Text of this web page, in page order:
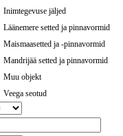
Inimtegevuse jäljed
Läänemere setted ja pinnavormid
Maismaasetted ja -pinnavormid
Mandrijää setted ja pinnavormid
Muu objekt
Veega seotud